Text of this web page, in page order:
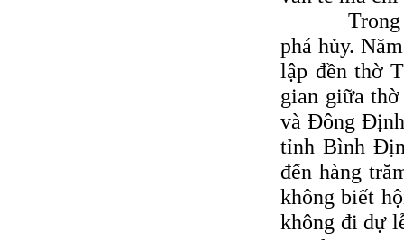
Trong
phá hủy.
lập đền thờ
gian giữa
và Ðông
tỉnh Bình
đến hàng
không biết
không đi dự